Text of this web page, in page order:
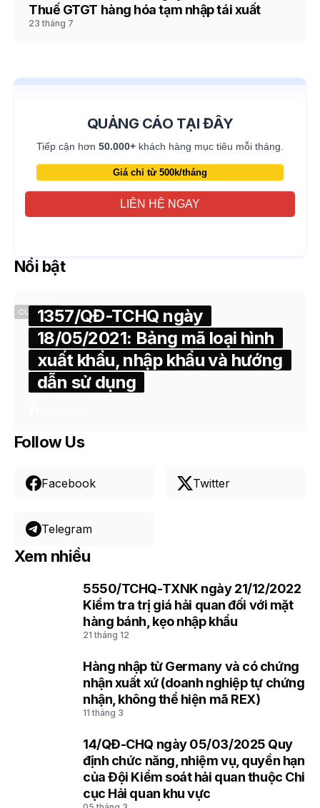
Thuế GTGT hàng hóa tạm nhập tái xuất
23 tháng 7
QUẢNG CÁO TẠI ĐÂY
Tiếp cận hơn 50.000+ khách hàng mục tiêu mỗi tháng.
Giá chỉ từ 500k/tháng
LIÊN HỆ NGAY
Nổi bật
CUSTOMS1357/QĐ-TCHQ ngày
18/05/2021: Bảng mã loại hình
xuất khẩu, nhập khẩu và hướng
dẫn sử dụng
Follow Us
Facebook Twitter
Telegram
Xem nhiều
5550/TCHQ-TXNK ngày 21/12/2022
Kiểm tra trị giá hải quan đối với mặt
hàng bánh, kẹo nhập khẩu
21 tháng 12
Hàng nhập từ Germany và có chứng
nhận xuất xứ (doanh nghiệp tự chứng
nhận, không thể hiện mã REX)
11 tháng 3
14/QĐ-CHQ ngày 05/03/2025 Quy
định chức năng, nhiệm vụ, quyền hạn
của Đội Kiểm soát hải quan thuộc Chi
cục Hải quan khu vực